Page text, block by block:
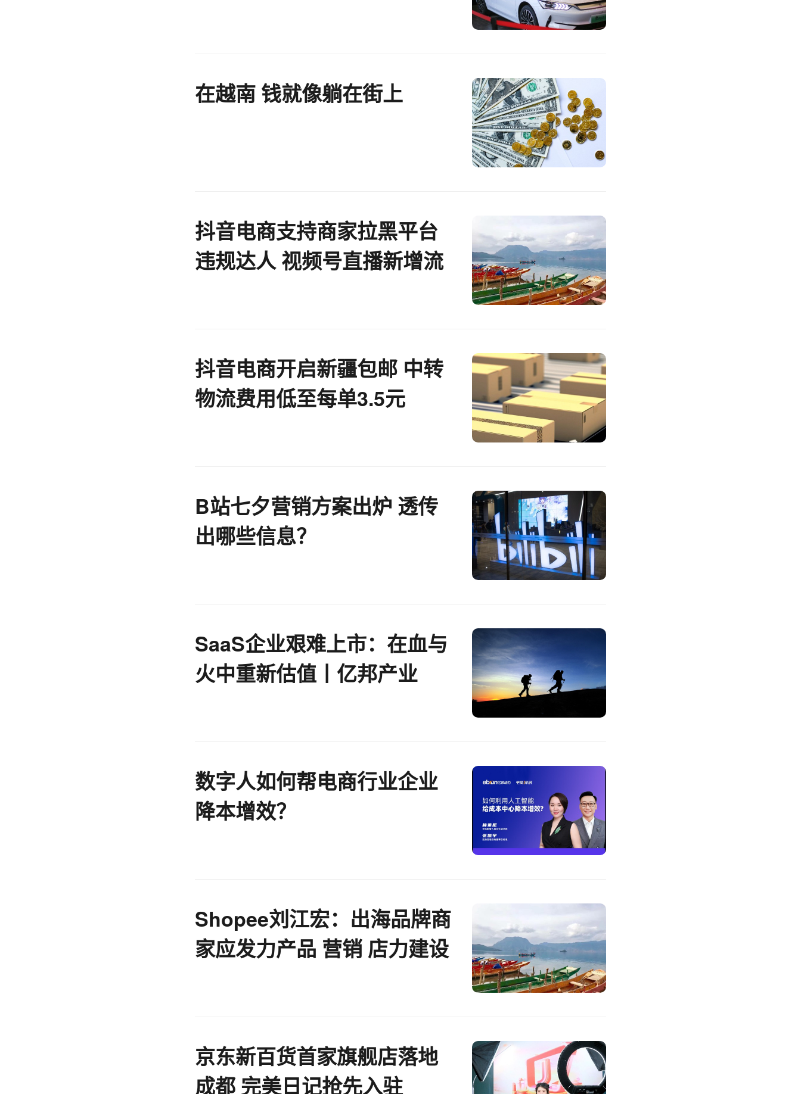
在越南 钱就像躺在街上
抖音电商支持商家拉黑平台
违规达人 视频号直播新增流
抖音电商开启新疆包邮 中转
物流费用低至每单3.5元
B站七夕营销方案出炉 透传
出哪些信息？
SaaS企业艰难上市：在血与
火中重新估值丨亿邦产业
数字人如何帮电商行业企业
降本增效？
Shopee刘江宏：出海品牌商
家应发力产品 营销 店力建设
京东新百货首家旗舰店落地
成都 完美日记抢先入驻